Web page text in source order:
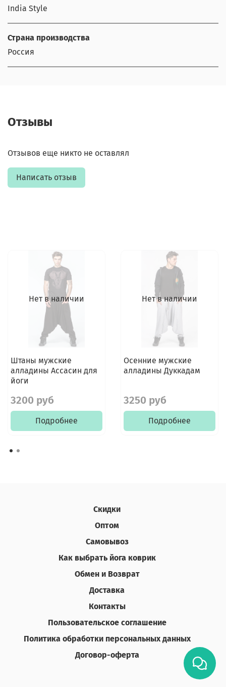
India Style
Страна производства
Россия
Отзывы
Отзывов еще никто не оставлял
Написать отзыв
Нет в наличии
Штаны мужские
алладины Ассасин для
йоги
3200 руб
Подробнее
Нет в наличии
Осенние мужские
алладины Дуккадам
3250 руб
Подробнее
Скидки
Оптом
Самовывоз
Как выбрать йога коврик
Обмен и Возврат
Доставка
Контакты
Пользовательское соглашение
Политика обработки персональных данных
Договор-оферта